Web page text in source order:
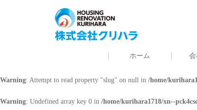
ホーム
: Undefined array key 0 in/home/kurihara1718/xn--
: Attempt to read property "cat_name" on null in /home/
/home/kurihara1718/xn--
Warning: Attempt to read property "slug" on null in /home/
Warning: Undefined array key 0 in /home/kurihara1718/xn--